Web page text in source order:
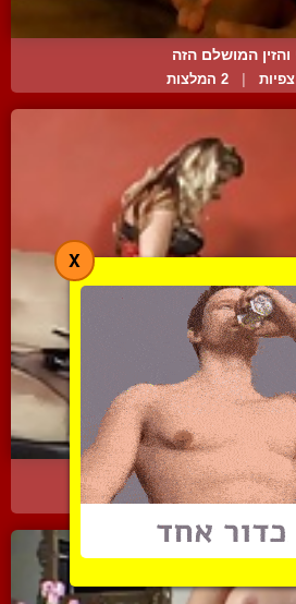
והזין המושלם הזה
2 המלצות
דומיננטית דופקת ב...
| 1 המלצות
X